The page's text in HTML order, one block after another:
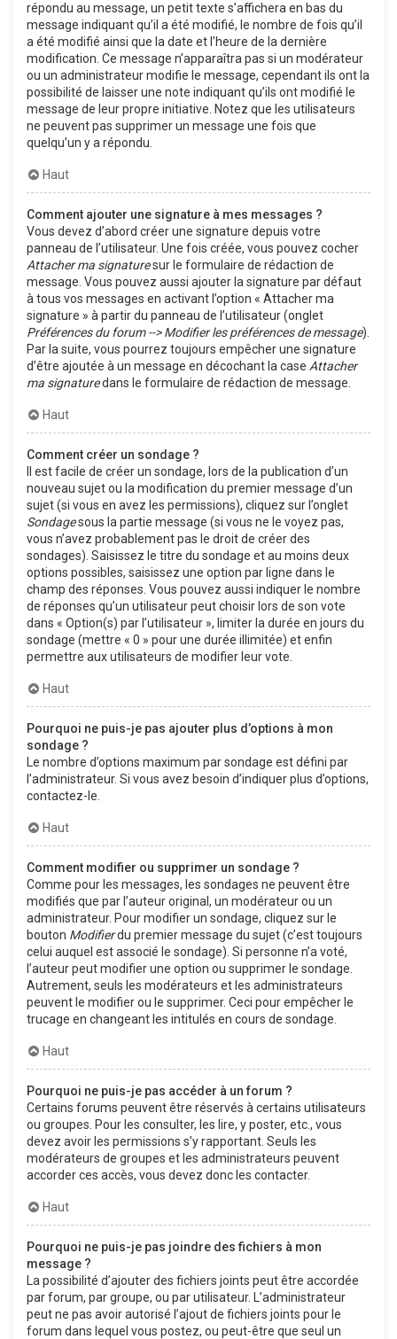
répondu au message, un petit texte s’affichera en bas du
message indiquant qu’il a été modifié, le nombre de fois qu’il
a été modifié ainsi que la date et l’heure de la dernière
modification. Ce message n’apparaîtra pas si un modérateur
ou un administrateur modifie le message, cependant ils ont la
possibilité de laisser une note indiquant qu’ils ont modifié le
message de leur propre initiative. Notez que les utilisateurs
ne peuvent pas supprimer un message une fois que
quelqu’un y a répondu.
Haut
Comment ajouter une signature à mes messages ?
Vous devez d’abord créer une signature depuis votre
panneau de l’utilisateur. Une fois créée, vous pouvez cocher
Attacher ma signaturesur le formulaire de rédaction de
message. Vous pouvez aussi ajouter la signature par défaut
à tous vos messages en activant l’option « Attacher ma
signature » à partir du panneau de l’utilisateur (onglet
Préférences du forum --> Modifier les préférences de message).
Par la suite, vous pourrez toujours empêcher une signature
d’être ajoutée à un message en décochant la case Attacher
ma signaturedans le formulaire de rédaction de message.
Haut
Comment créer un sondage ?
Il est facile de créer un sondage, lors de la publication d’un
nouveau sujet ou la modification du premier message d’un
sujet (si vous en avez les permissions), cliquez sur l’onglet
Sondagesous la partie message (si vous ne le voyez pas,
vous n’avez probablement pas le droit de créer des
sondages). Saisissez le titre du sondage et au moins deux
options possibles, saisissez une option par ligne dans le
champ des réponses. Vous pouvez aussi indiquer le nombre
de réponses qu’un utilisateur peut choisir lors de son vote
dans « Option(s) par l’utilisateur », limiter la durée en jours du
sondage (mettre « 0 » pour une durée illimitée) et enfin
permettre aux utilisateurs de modifier leur vote.
Haut
Pourquoi ne puis-je pas ajouter plus d’options à mon
sondage ?
Le nombre d’options maximum par sondage est défini par
l’administrateur. Si vous avez besoin d’indiquer plus d’options,
contactez-le.
Haut
Comment modifier ou supprimer un sondage ?
Comme pour les messages, les sondages ne peuvent être
modifiés que par l’auteur original, un modérateur ou un
administrateur. Pour modifier un sondage, cliquez sur le
bouton Modifierdu premier message du sujet (c’est toujours
celui auquel est associé le sondage). Si personne n’a voté,
l’auteur peut modifier une option ou supprimer le sondage.
Autrement, seuls les modérateurs et les administrateurs
peuvent le modifier ou le supprimer. Ceci pour empêcher le
trucage en changeant les intitulés en cours de sondage.
Haut
Pourquoi ne puis-je pas accéder à un forum ?
Certains forums peuvent être réservés à certains utilisateurs
ou groupes. Pour les consulter, les lire, y poster, etc., vous
devez avoir les permissions s’y rapportant. Seuls les
modérateurs de groupes et les administrateurs peuvent
accorder ces accès, vous devez donc les contacter.
Haut
Pourquoi ne puis-je pas joindre des fichiers à mon
message ?
La possibilité d’ajouter des fichiers joints peut être accordée
par forum, par groupe, ou par utilisateur. L’administrateur
peut ne pas avoir autorisé l’ajout de fichiers joints pour le
forum dans lequel vous postez, ou peut-être que seul un